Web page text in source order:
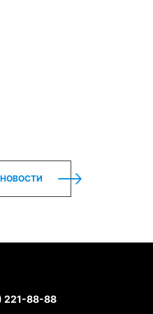
221-88-88